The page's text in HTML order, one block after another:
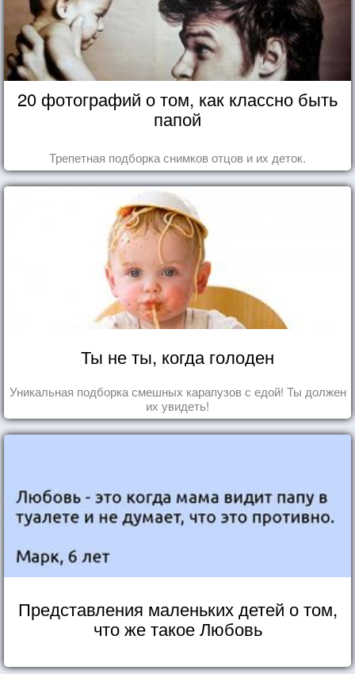
20 фотографий о том, как классно быть
папой
Трепетная подборка снимков отцов и их деток.
Ты не ты, когда голоден
Уникальная подборка смешных карапузов с едой! Ты должен
их увидеть!
Представления маленьких детей о том,
что же такое Любовь